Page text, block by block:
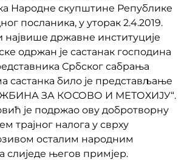
Народне скупштине Републике
посланика, у уторак 2.4.2019.
највише државне институције
одржан је састанак господина
Србског сабрања
састанка било је представљање
ЗА КОСОВО И МЕТОХИЈУ“.
је подржао ову добротворну
трајног налога у сврху
осталим народним
слиједе његов примјер.